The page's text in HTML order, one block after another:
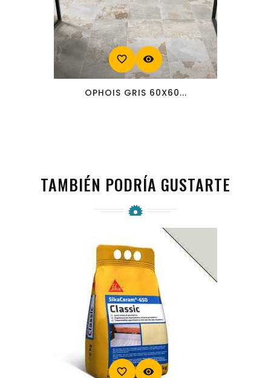
favorite_border visibility
OPHOIS GRIS 60X60...
TAMBIÉN PODRÍA GUSTARTE
favorite_border visibility